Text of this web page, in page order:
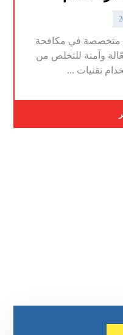
متخصصة في مكافحة
وآمنة للتخلص من
تقنيات ...